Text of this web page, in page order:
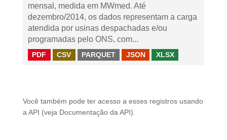
mensal, medida em MWmed. Até
dezembro/2014, os dados representam a carga
atendida por usinas despachadas e/ou
programadas pelo ONS, com...
PDF CSV PARQUET JSON XLSX
Você também pode ter acesso a esses registros usando
a API (veja Documentação da API ).